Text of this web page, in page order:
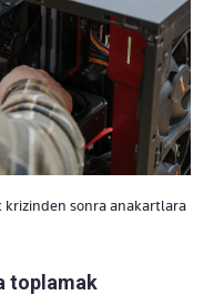
krizinden sonra anakartlara
toplamak